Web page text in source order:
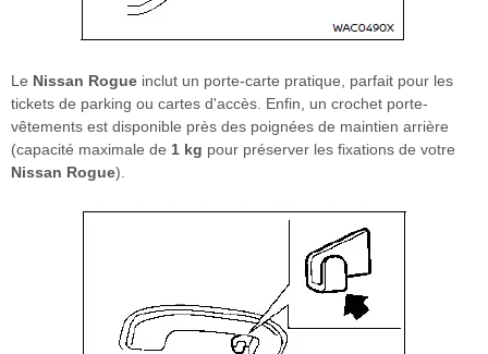
Le Nissan Rogue inclut un porte-carte pratique, parfait pour les
tickets de parking ou cartes d'accès. Enfin, un crochet porte-
vêtements est disponible près des poignées de maintien arrière
(capacité maximale de 1 kg pour préserver les fixations de votre
Nissan Rogue).